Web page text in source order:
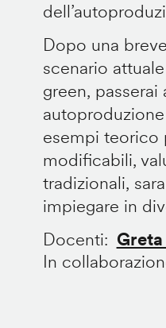
Dopo una
scenario
green,
esempi teorico
modificabili,
tradizionali,
impiegare in
Docenti
In